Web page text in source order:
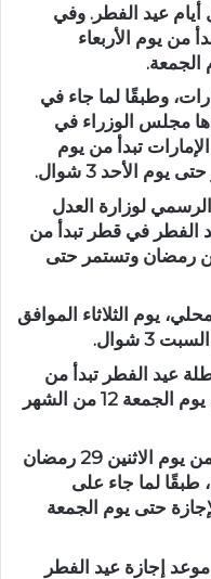
2024 رسميا أول أيام عيد الفطر. وفي
من يوم الأربعاء
وطبقًا لما جاء في
مجلس الوزراء في
تبدأ من يوم
لوزارة العدل
الفطر في قطر تبدأ من
8 أفريل، الموافق 29 من رمضان وتستمر حتى
يوم الثلاثاء الموافق
عيد الفطر تبدأ من
الثلاثاء 9 أفريل 2024 وتستمر حتى يوم الجمعة 12 من الشهر
وفي المغرب تبدأ إجازة عيد الفطر من يوم الاثنين 29 رمضان
طبقًا لما جاء على
حتى يوم الجمعة
إجازة عيد الفطر